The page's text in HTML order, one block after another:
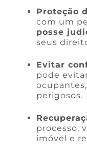
Proteção
com um
posse
seus
Evitar
pode
perigosos.
processo,
imóvel e